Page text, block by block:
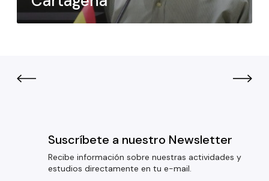
Suscríbete a nuestro Newsletter
Recibe información sobre nuestras actividades y
estudios directamente en tu e-mail.